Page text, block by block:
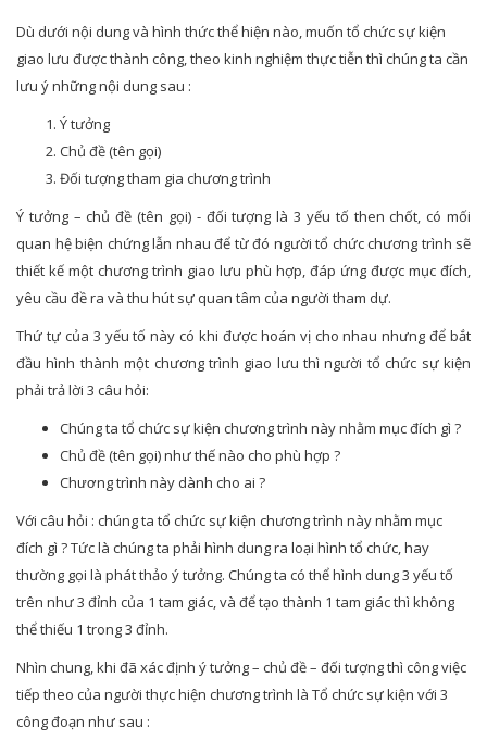
Dù dưới nội dung và hình thức thể hiện nào, muốn tổ chức sự kiện
giao lưu được thành công, theo kinh nghiệm thực tiễn thì chúng ta cần
lưu ý những nội dung sau :
Ý tưởng
Chủ đề (tên gọi)
Đối tượng tham gia chương trình
Ý tưởng – chủ đề (tên gọi) - đối tượng là 3 yếu tố then chốt, có mối
quan hệ biện chứng lẫn nhau để từ đó người tổ chức chương trình sẽ
thiết kế một chương trình giao lưu phù hợp, đáp ứng được mục đích,
yêu cầu đề ra và thu hút sự quan tâm của người tham dự.
Thứ tự của 3 yếu tố này có khi được hoán vị cho nhau nhưng để bắt
đầu hình thành một chương trình giao lưu thì người tổ chức sự kiện
phải trả lời 3 câu hỏi:
Chúng ta tổ chức sự kiện chương trình này nhằm mục đích gì ?
Chủ đề (tên gọi) như thế nào cho phù hợp ?
Chương trình này dành cho ai ?
Với câu hỏi : chúng ta tổ chức sự kiện chương trình này nhằm mục
đích gì ? Tức là chúng ta phải hình dung ra loại hình tổ chức, hay
thường gọi là phát thảo ý tưởng. Chúng ta có thể hình dung 3 yếu tố
trên như 3 đỉnh của 1 tam giác, và để tạo thành 1 tam giác thì không
thể thiếu 1 trong 3 đỉnh.
Nhìn chung, khi đã xác định ý tưởng – chủ đề – đối tượng thì công việc
tiếp theo của người thực hiện chương trình là Tổ chức sự kiện với 3
công đoạn như sau :